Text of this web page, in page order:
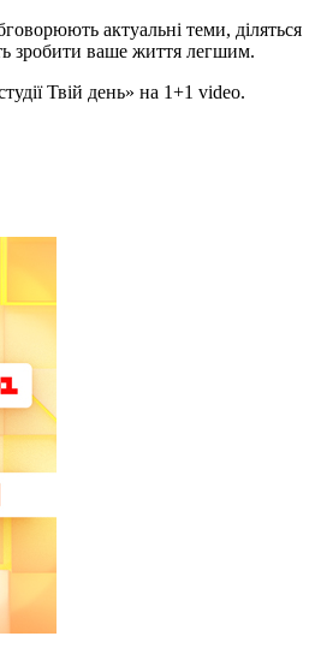
актуальні теми, діляться
зробити ваше життя легшим.
Твій день» на 1+1 video.